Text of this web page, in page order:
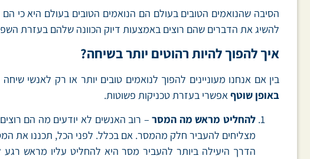
הסיבה שהנואמים הטובים בעולם הם הנואמים הטובים בעולם היא כי
להשיג את הדברים שהם רוצים באמצעות דיוק הכוונה שלהם בעזרת
איך להפוך להיות רהוטים יותר בשיחה?
בין אם אנחנו מעוניינים להפוך לנואמים טובים יותר או רק לאנשי
באופן שוטף אפשרי בעזרת טכניקות פשוטות.
להחליט מראש מה המסר– רוב האנשים לא יודעים מה הם
מצליחים להעביר חלק מהמסר. אם בכלל. לפני הכל, תכננו את
הדרך היעילה ביותר להעביר מסר היא להחליט עליו מראש